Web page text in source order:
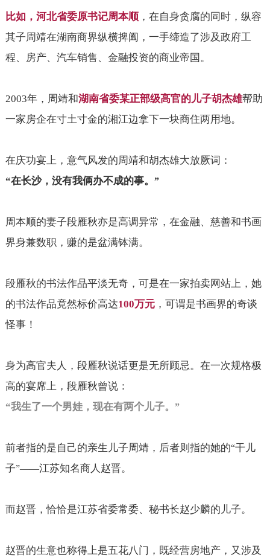
比如，河北省委原书记周本顺，在自身贪腐的同时，纵容
其子周靖在湖南商界纵横捭阖，一手缔造了涉及政府工
程、房产、汽车销售、金融投资的商业帝国。
2003年，周靖和湖南省委某正部级高官的儿子胡杰雄帮助
一家房企在寸土寸金的湘江边拿下一块商住两用地。
在庆功宴上，意气风发的周靖和胡杰雄大放厥词：
“在长沙，没有我俩办不成的事。 ”
周本顺的妻子段雁秋亦是高调异常，在金融、慈善和书画
界身兼数职，赚的是盆满钵满。
段雁秋的书法作品平淡无奇，可是在一家拍卖网站上，她
的书法作品竟然标价高达100万元，可谓是书画界的奇谈
怪事！
身为高官夫人，段雁秋说话更是无所顾忌。在一次规格极
高的宴席上，段雁秋曾说：
“我生了一个男娃，现在有两个儿子。 ”
前者指的是自己的亲生儿子周靖，后者则指的她的“干儿
子”——江苏知名商人赵晋。
而赵晋，恰恰是江苏省委常委、秘书长赵少麟的儿子。
赵晋的生意也称得上是五花八门，既经营房地产，又涉及